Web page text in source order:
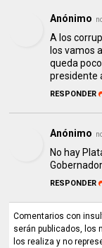
Anónimo
A los
los vamos
queda
presidente
RESPONDER
Anónimo
No hay
RESPONDER
Comentarios con
serán publicados, los
los realiza y no